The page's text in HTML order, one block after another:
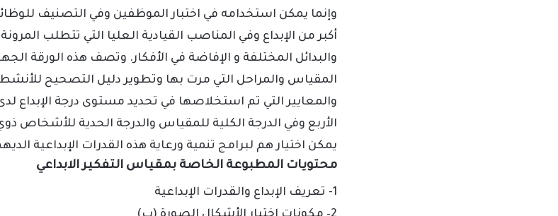
وإنما يمكن استخدامه في اختبار الموظفين وفي التصنيف
أكبر من الإبداع وفي المناصب القيادية العليا التي تتطلب
والبدائل المختلفة و الإفاضة في الأفكار. وتصف هذه الورقة
المقياس والمراحل التي مرت بها وتطوير دليل التصحيح
والمعايير التي تم استخلاصها في تحديد مستوى درجة الإبداع
الأربع وفي الدرجة الكلية للمقياس والدرجة الحدية للأشخاص ذوي
يمكن اختيار هم لبرامج تنمية ورعاية هذه القدرات الإبداعية
محتويات المطبوعة الخاصة بمقياس التفكير الابداعي
1- تعريف الإبداع والقدرات الإبداعية